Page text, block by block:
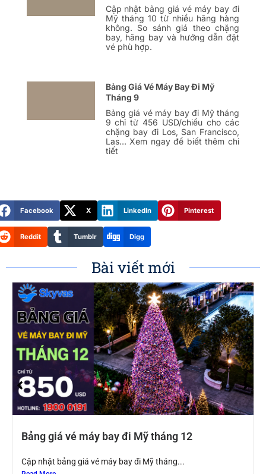
Cập nhật bảng giá vé máy bay đi
Mỹ tháng 10 từ nhiều hãng hàng
không. So sánh giá theo chặng
bay, hãng bay và hướng dẫn đặt
vé phù hợp.
Bảng Giá Vé Máy Bay Đi Mỹ
Tháng 9
Bảng giá vé máy bay đi Mỹ tháng
9 chỉ từ 456 USD/chiều cho các
chặng bay đi Los, San Francisco,
Las… Xem ngay để biết thêm chi
tiết
Facebook X LinkedIn Pinterest
Reddit Tumblr Digg
Bài viết mới
Bảng giá vé máy bay đi Mỹ tháng 12
Cập nhật bảng giá vé máy bay đi Mỹ tháng...